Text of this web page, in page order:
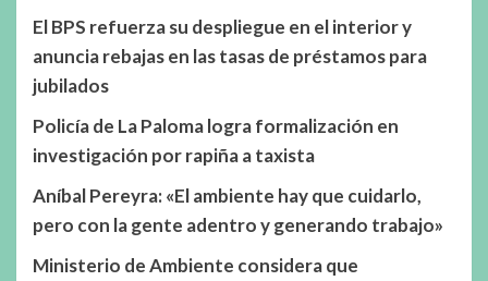
El BPS refuerza su despliegue en el interior y
anuncia rebajas en las tasas de préstamos para
jubilados
Policía de La Paloma logra formalización en
investigación por rapiña a taxista
Aníbal Pereyra: «El ambiente hay que cuidarlo,
pero con la gente adentro y generando trabajo»
Ministerio de Ambiente considera que